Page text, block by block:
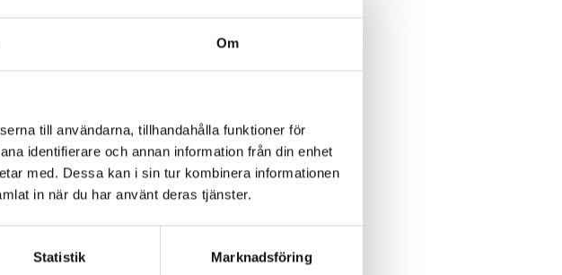
Om
till användarna, tillhandahålla funktioner för
identifierare och annan information från din enhet
med. Dessa kan i sin tur kombinera informationen
in när du har använt deras tjänster.
Statistik Marknadsföring